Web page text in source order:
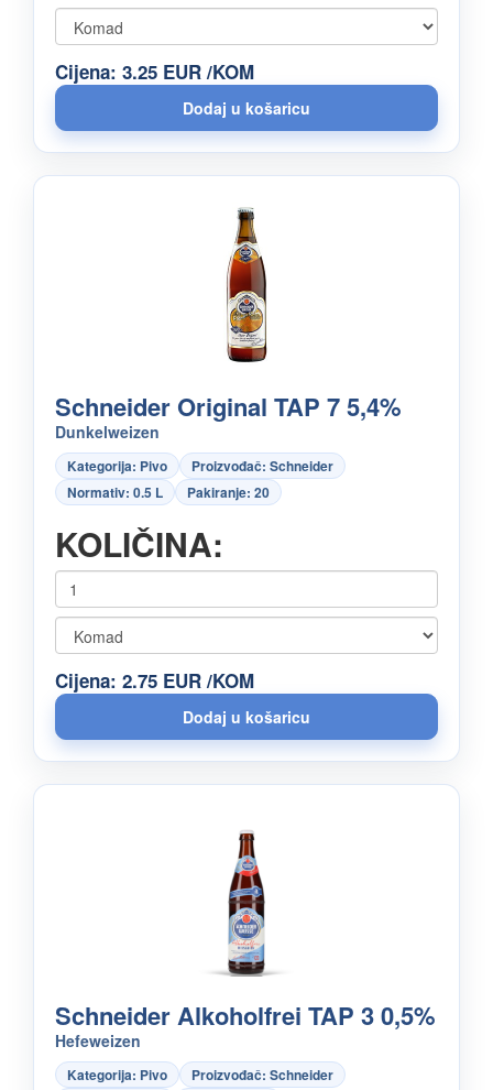
Cijena: 3.25 EUR /KOM
Schneider Original TAP 7 5,4%
Dunkelweizen
Kategorija: Pivo
Proizvođač: Schneider
Normativ: 0.5 L
Pakiranje: 20
KOLIČINA:
Cijena: 2.75 EUR /KOM
Schneider Alkoholfrei TAP 3 0,5%
Hefeweizen
Kategorija: Pivo
Proizvođač: Schneider